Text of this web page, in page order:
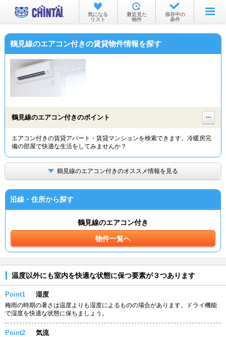
お部屋を探す
沿線・駅から
物件特集から
TOP
気になる
リスト
最近見た
物件
保存中の
条件
鶴見線のエアコン付きの賃貸物件情報を探す
鶴見線のエアコン付きのポイント
エアコン付きの賃貸アパート・賃貸マンションを検索できます。冷暖房完
備の部屋で快適な生活をしてみませんか？
鶴見線のエアコン付きのオススメ情報を見る
沿線・住所から探す
鶴見線のエアコン付き
物件一覧へ
温度以外にも室内を快適な状態に保つ要素が３つあります
Point1 湿度
梅雨の時期の暑さは温度よりも湿度によるものの場合があります。ドライ機能
で湿度を快適な状態に保ちましょう。
Point2 気流